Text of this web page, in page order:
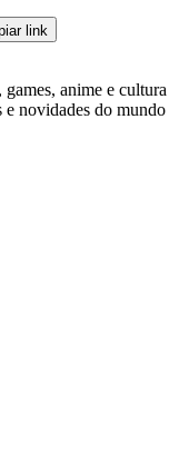
link
anime e cultura
e novidades do mundo